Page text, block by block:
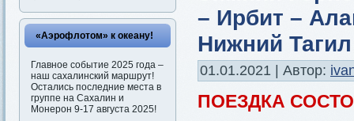
«Аэрофлотом» к океану!
Главное событие 2025 года –
наш сахалинский маршрут!
Остались последние места в
группе на Сахалин и
Монерон 9-17 августа 2025!
– Ирбит –
Нижний
01.01.2021 | Автор:
ПОЕЗДКА